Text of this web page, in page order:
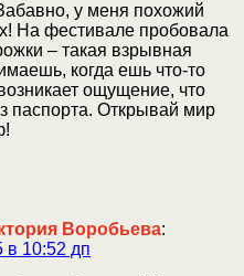
у меня похожий
На фестивале пробовала
– такая взрывная
когда ешь что-то
ощущение, что
паспорта. Открывай мир
Воробьева:
в 10:52 дп